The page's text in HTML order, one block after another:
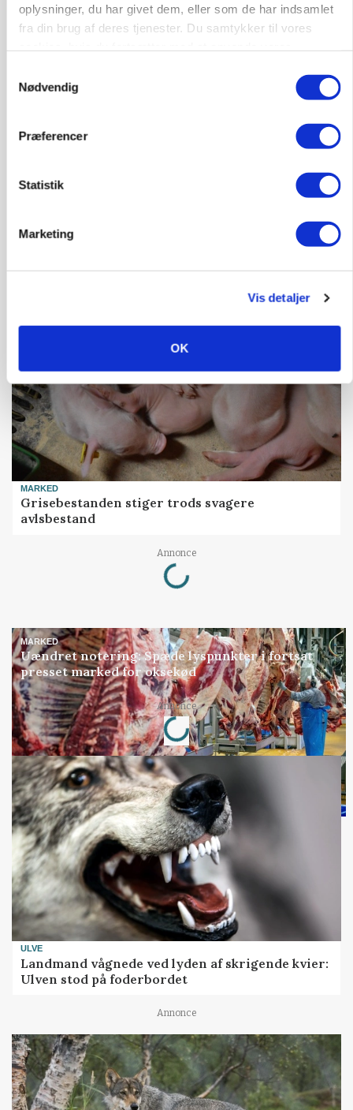
oplysninger, du har givet dem, eller som de har indsamlet
fra din brug af deres tjenester. Du samtykker til vores
Nødvendig
Præferencer
Statistik
Marketing
Vis detaljer
OK
KVÆG
Snart kan man søge tilskud til naturprojekter
PLANTER
skadedyrsrisici
MARKED
Grisebestanden stiger trods svagere
avlsbestand
Annonce
Loading...
MARKED
Uændret notering: Spæde lyspunkter i fortsat
presset marked for oksekød
Annonce
Loading...
ULVE
Landmand vågnede ved lyden af skrigende kvier:
Ulven stod på foderbordet
Annonce